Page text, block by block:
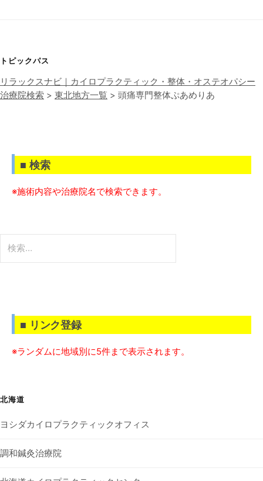
トピックパス
リラックスナビ｜カイロプラクティック・整体・オステオパシー
治療院検索 > 東北地方一覧 > 頭痛専門整体ぷあめりあ
■ 検索
※施術内容や治療院名で検索できます。
索:
■ リンク登録
※ランダムに地域別に5件まで表示されます。
北海道
ヨシダカイロプラクティックオフィス
調和鍼灸治療院